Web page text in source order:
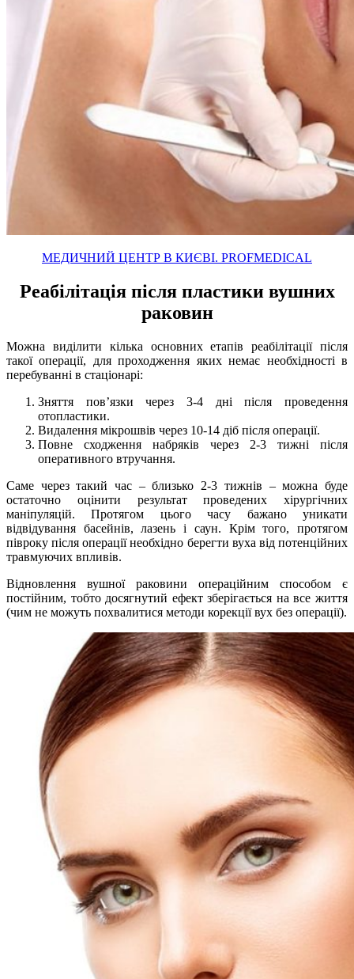
МЕДИЧНИЙ ЦЕНТР В КИЄВІ. PROFMEDICAL
Реабілітація після пластики вушних
раковин
Можна виділити кілька основних етапів реабілітації після
такої операції, для проходження яких немає необхідності в
перебуванні в стаціонарі:
Зняття пов’язки через 3-4 дні після проведення
отопластики.
Видалення мікрошвів через 10-14 діб після операції.
Повне сходження набряків через 2-3 тижні після
оперативного втручання.
Саме через такий час – близько 2-3 тижнів – можна буде
остаточно оцінити результат проведених хірургічних
маніпуляцій. Протягом цього часу бажано уникати
відвідування басейнів, лазень і саун. Крім того, протягом
півроку після операції необхідно берегти вуха від потенційних
травмуючих впливів.
Відновлення вушної раковини операційним способом є
постійним, тобто досягнутий ефект зберігається на все життя
(чим не можуть похвалитися методи корекції вух без операції).